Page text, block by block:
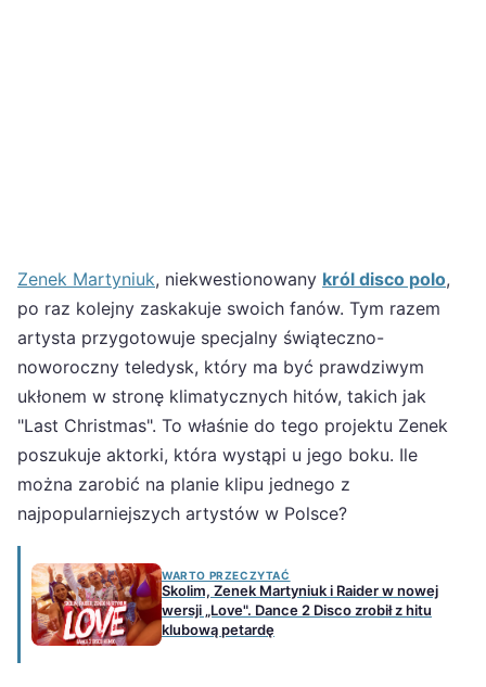
Zenek Martyniuk, niekwestionowany król disco polo,
po raz kolejny zaskakuje swoich fanów. Tym razem
artysta przygotowuje specjalny świąteczno-
noworoczny teledysk, który ma być prawdziwym
ukłonem w stronę klimatycznych hitów, takich jak
"Last Christmas". To właśnie do tego projektu Zenek
poszukuje aktorki, która wystąpi u jego boku. Ile
można zarobić na planie klipu jednego z
najpopularniejszych artystów w Polsce?
WARTO PRZECZYTAĆ
Skolim, Zenek Martyniuk i Raider w nowej
wersji „Love". Dance 2 Disco zrobił z hitu
klubową petardę